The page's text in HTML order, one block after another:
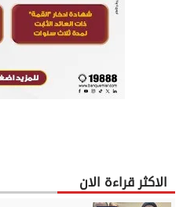
الاكثر قراءة الان